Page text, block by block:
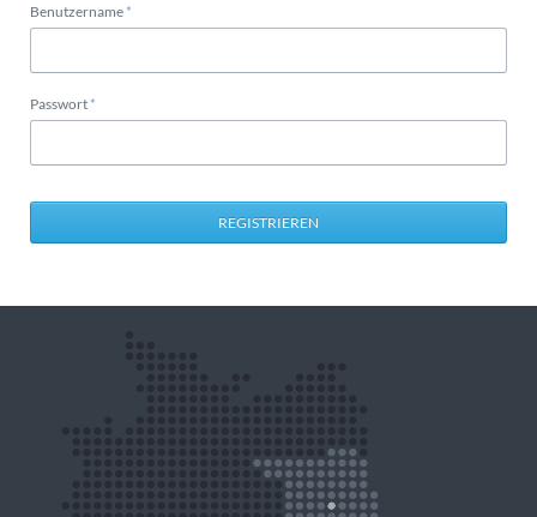
Pflichtfeld
Benutzername *
Pflichtfeld
Passwort *
REGISTRIEREN